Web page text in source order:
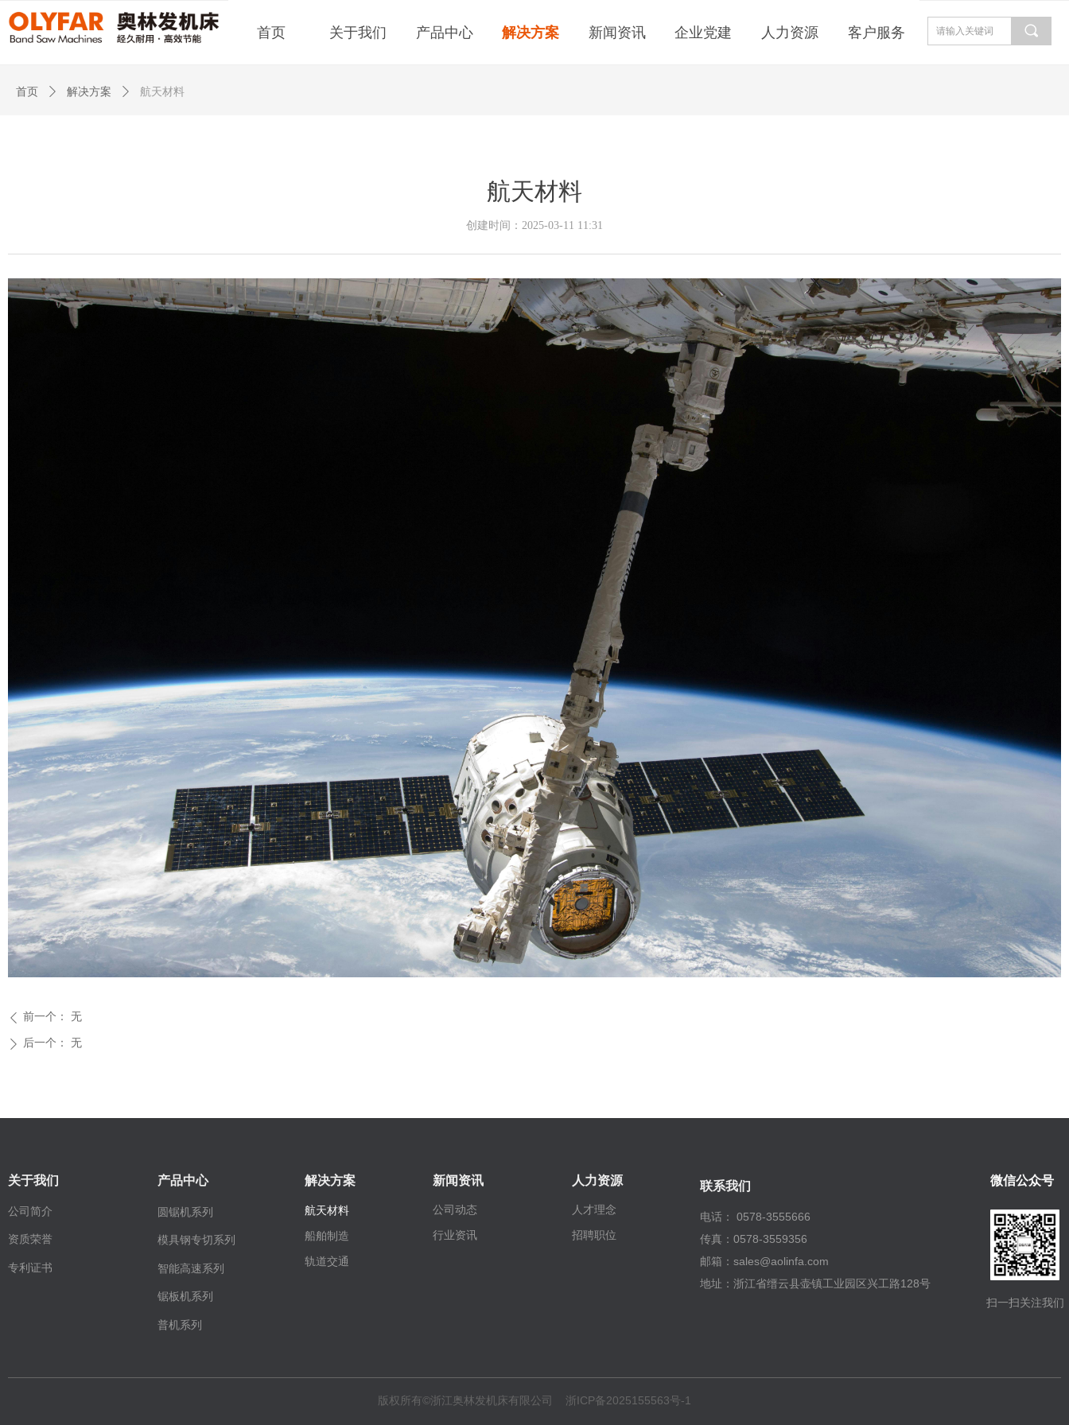
首页 关于我们 产品中心 解决方案 新闻资讯 企业党建 人力资源 客户服务 끠
首页 ꄲ 解决方案 ꄲ 航天材料
航天材料
创建时间： 2025-03-11 11:31
ꄴ 前一个： 无
ꄲ 后一个： 无
扫一扫关注我们
微信公众号
关于我们
公司简介
资质荣誉
专利证书
产品中心
圆锯机系列
模具钢专切系列
智能高速系列
锯板机系列
普机系列
解决方案
航天材料
船舶制造
轨道交通
新闻资讯
公司动态
行业资讯
人力资源
人才理念
招聘职位
联系我们
电话： 0578-3555666
传真：0578-3559356
邮箱：sales@aolinfa.com
地址：浙江省缙云县壶镇工业园区兴工路128号
版权所有©浙江奥林发机床有限公司 浙ICP备2025155563号-1